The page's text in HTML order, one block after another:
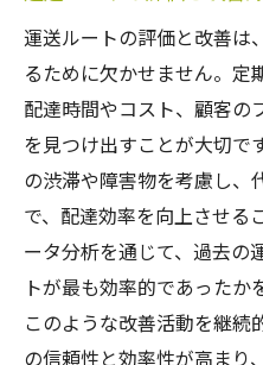
運送ルートの評価と改善は
るために欠かせません。定
配達時間やコスト、顧客の
を見つけ出すことが大切で
の渋滞や障害物を考慮し、
で、配達効率を向上させる
ータ分析を通じて、過去の
トが最も効率的であったか
このような改善活動を継続
の信頼性と効率性が高まり